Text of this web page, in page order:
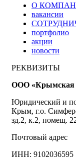
О
вакансии
портфолио
акции
новости
РЕКВИЗИТЫ
ООО «Крымская
Юридический и
Крым, г.о.
зд.2, к.2, помещ.
Почтовый адрес
ИНН: 9102036595